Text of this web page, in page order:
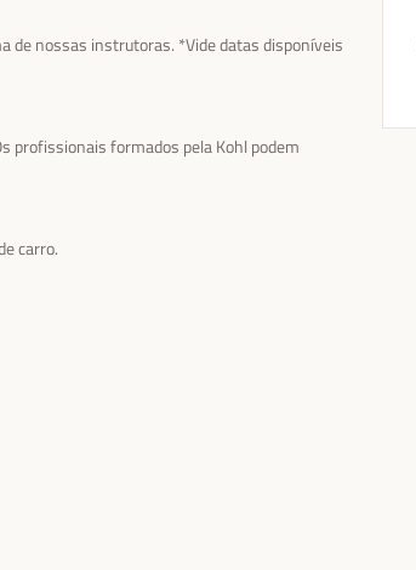
de nossas instrutoras. *Vide datas disponíveis
profissionais formados pela Kohl podem
carro.